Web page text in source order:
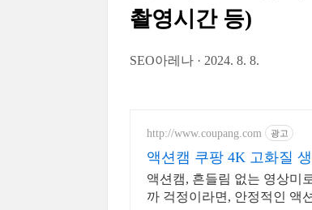
촬영시간 등)
SEO아레나 2024. 8. 8.
http://www.coupang.com 광고
액션캠 쿠팡 4K 고화질
액션캠, 흔들림 없는 영상미
까 걱정이라면, 안정적인 액